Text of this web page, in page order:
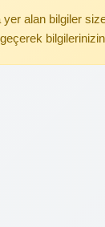
yer alan bilgiler